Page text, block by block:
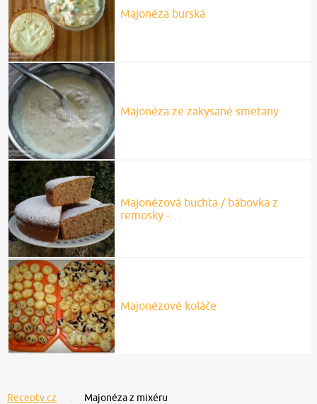
Majonéza burská
Majonéza ze zakysané smetany
Majonézová buchta / bábovka z
remosky -…
Majonézové koláče
Recepty.cz Majonéza z mixéru